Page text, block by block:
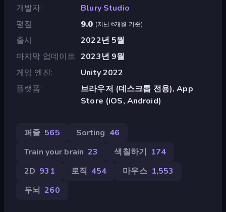
개발자
Blury Studio
평점
9.0 (지난 6개월 기준)
출시
2022년 5월
마지막 업데이트 2023년 9월
게임 엔진
Unity 2022
플랫폼
브라우저 (데스크톱 전용), App
Store (iOS, Android)
퍼즐 565 Sorting 46
Train your brain 23 색칠하기 174
2D 931 로직 454 마우스 1,553
두뇌 260